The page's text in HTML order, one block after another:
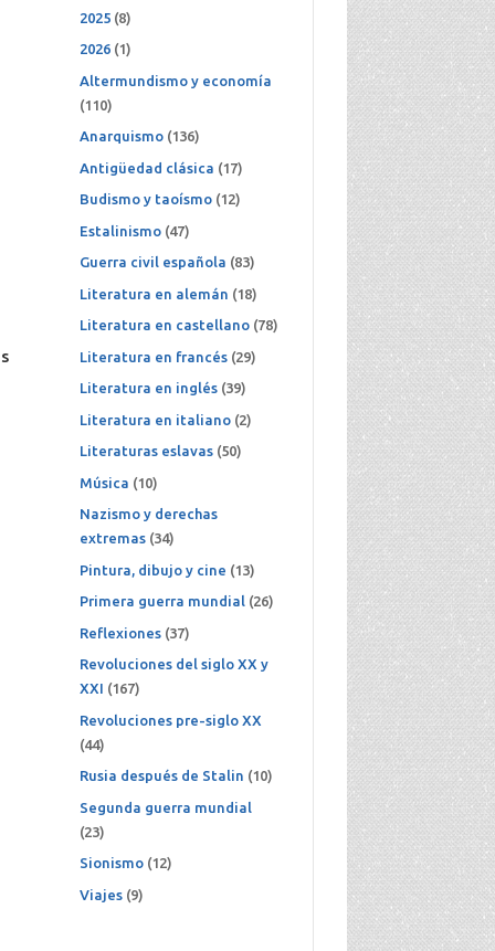
2025(8)
2026(1)
Altermundismo y economía
(110)
Anarquismo(136)
Antigüedad clásica (17)
Budismo y taoísmo(12)
Estalinismo(47)
Guerra civil española (83)
Literatura en alemán (18)
Literatura en castellano(78)
Literatura en francés(29)
Literatura en inglés(39)
Literatura en italiano(2)
Literaturas eslavas(50)
Música (10)
Nazismo y derechas
extremas(34)
Pintura, dibujo y cine (13)
Primera guerra mundial(26)
Reflexiones(37)
Revoluciones del siglo XX y
XXI (167)
Revoluciones pre-siglo XX
(44)
Rusia después de Stalin (10)
Segunda guerra mundial
(23)
Sionismo(12)
Viajes(9)